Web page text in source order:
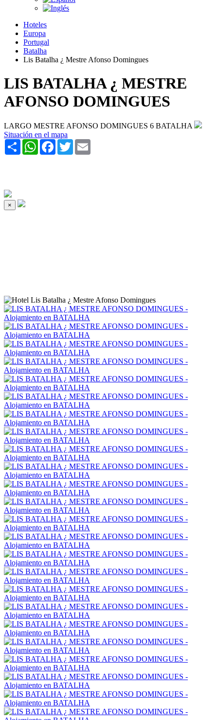
Hoteles
Europa
Portugal
Batalha
Lis Batalha ¿ Mestre Afonso Domingues
LIS BATALHA ¿ MESTRE
AFONSO DOMINGUES
LARGO MESTRE AFONSO DOMINGUES 6 BATALHA
Situación en el mapa
Share WhatsAppFacebook
Twitter
×